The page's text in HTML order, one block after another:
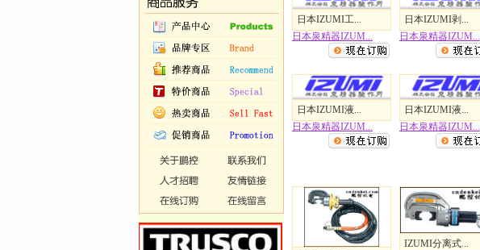
日本IZUMI工...
日本泉精器IZUM...
日本IZUMI剥...
日本泉精器IZUM...
日本IZUMI液...
日本泉精器IZUM...
日本IZUMI液...
日本泉精器IZUM...
IZUMI分离式...